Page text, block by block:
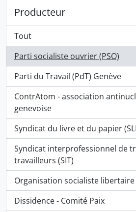
Producteur
Tout
Parti socialiste ouvrier (PSO)
, 7 résultats
Parti du Travail (PdT) Genève
, 4 résultats
ContrAtom - association
genevoise
, 3 résultats
Syndicat du livre et du papier
, 3 résultats
Syndicat interprofessionnel de
travailleurs (SIT)
, 3 résultats
Organisation socialiste libertaire
, 3 résultats
Dissidence - Comité Paix
, 3 résultats